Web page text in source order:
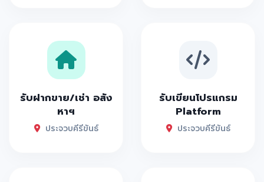
รับฝากขาย/เช่า อสัง
หาฯ
ประจวบคีรีขันธ์
รับเขียนโปรแกรม
Platform
ประจวบคีรีขันธ์